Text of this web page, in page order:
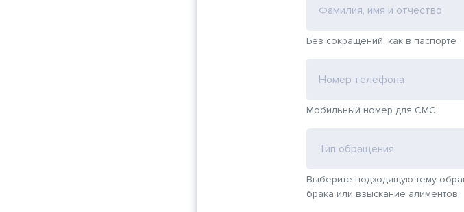
Фамилия, имя и отчество
Без сокращений, как в паспорте
Номер телефона
Мобильный номер для СМС
Тип обращения
Выберите подходящую тему
брака или взыскание алиментов